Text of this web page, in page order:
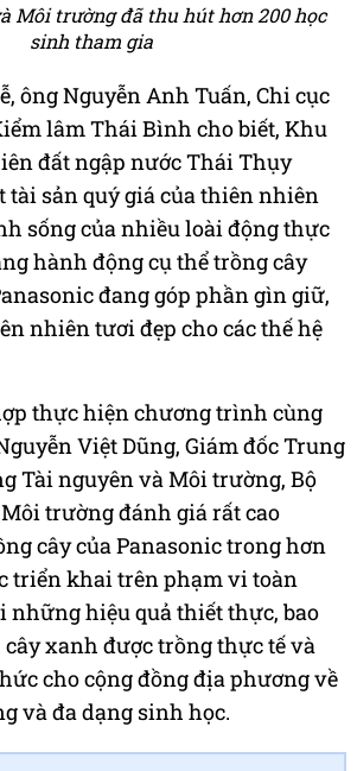
Môi trường đã thu hút hơn 200 học
sinh tham gia
ông Nguyễn Anh Tuấn, Chi cục
lâm Thái Bình cho biết, Khu
đất ngập nước Thái Thụy
tài sản quý giá của thiên nhiên
sống của nhiều loài động thực
hành động cụ thể trồng cây
đang góp phần gìn giữ,
nhiên tươi đẹp cho các thế hệ
thực hiện chương trình cùng
Việt Dũng, Giám đốc Trung
Tài nguyên và Môi trường, Bộ
trường đánh giá rất cao
cây của Panasonic trong hơn
triển khai trên phạm vi toàn
những hiệu quả thiết thực, bao
xanh được trồng thực tế và
cho cộng đồng địa phương về
và đa dạng sinh học.